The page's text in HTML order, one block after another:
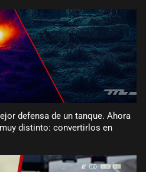
defensa de un tanque. Ahora
distinto: convertirlos en